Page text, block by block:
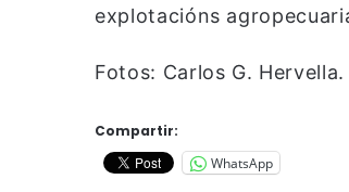
explotacións
Fotos: Carlos G. Hervella.
Compartir:
WhatsApp